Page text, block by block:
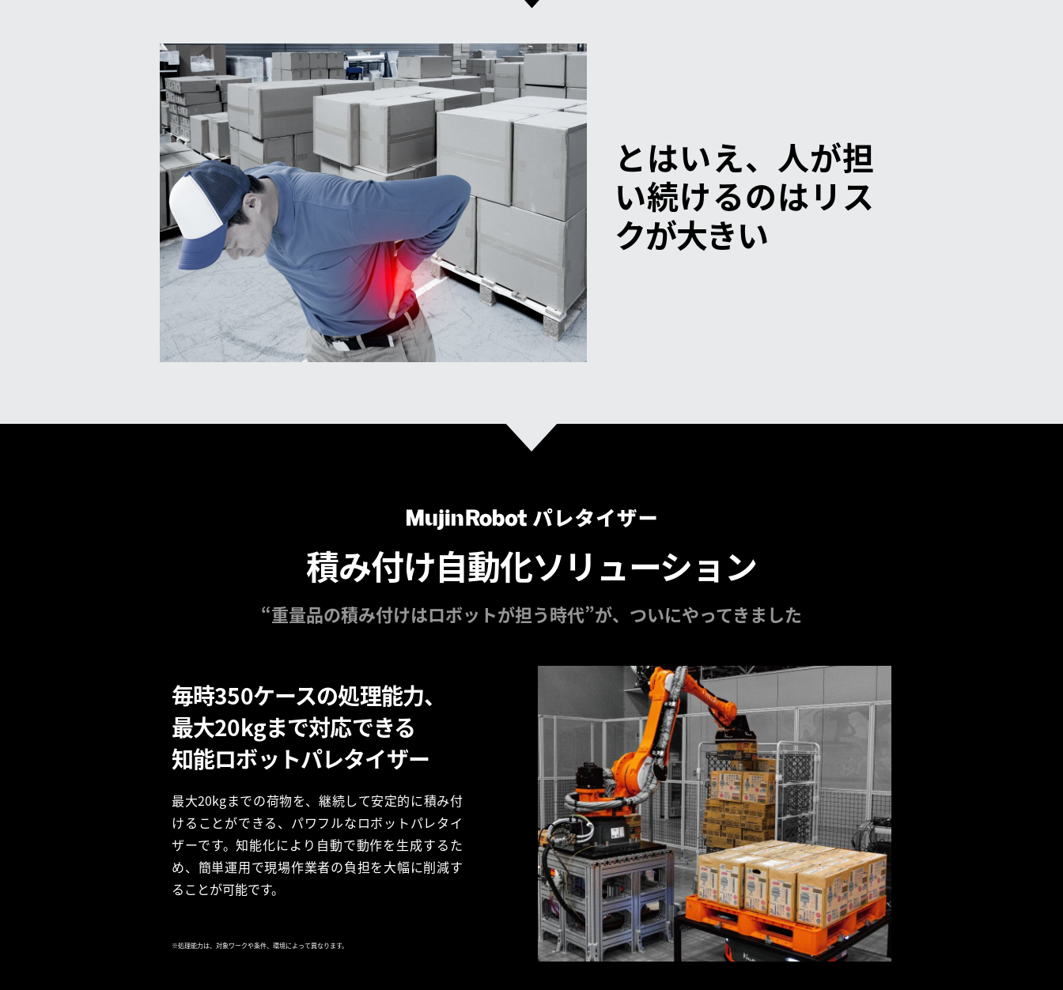
とはいえ、人が担
い続けるのはリス
クが大きい
積み付け自動化ソリューション
“重量品の積み付けはロボットが担う時代”が、 ついにやってきました
毎時350ケースの処理能力、
最大20kgまで対応できる
知能ロボットパレタイザー
最大20kgまでの荷物を、継続して安定的に積み付
けることができる、パワフルなロボットパレタイ
ザーです。知能化により自動で動作を生成するた
め、簡単運用で現場作業者の負担を大幅に削減す
ることが可能です。
※処理能力は、対象ワークや条件、環境によって異なります。